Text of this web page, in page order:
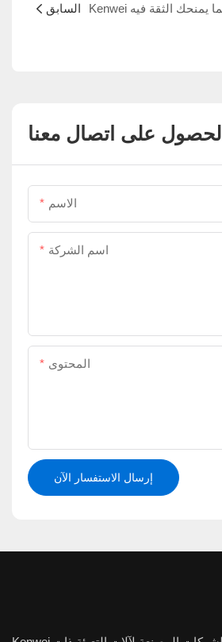
السابق
الحصول على اتصال معنا
الاسم
اسم الشركة
المحتوى
إرسال الاستفسار الآن